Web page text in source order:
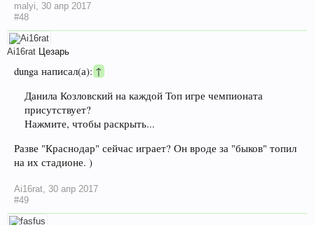
malyi, 30 апр 2017
#48
Ai16rat Цезарь
dunga написал(а): ↑
Данила Козловский на каждой Топ игре чемпионата
присутствует?
Нажмите, чтобы раскрыть...
Разве "Краснодар" сейчас играет? Он вроде за "быков" топил
на их стадионе. )
Ai16rat 30 апр 2017
#49